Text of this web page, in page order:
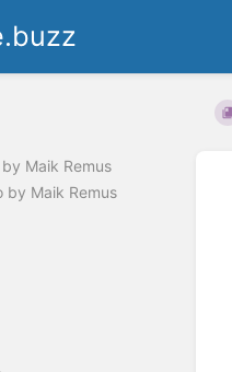
by Maik Remus
by Maik Remus